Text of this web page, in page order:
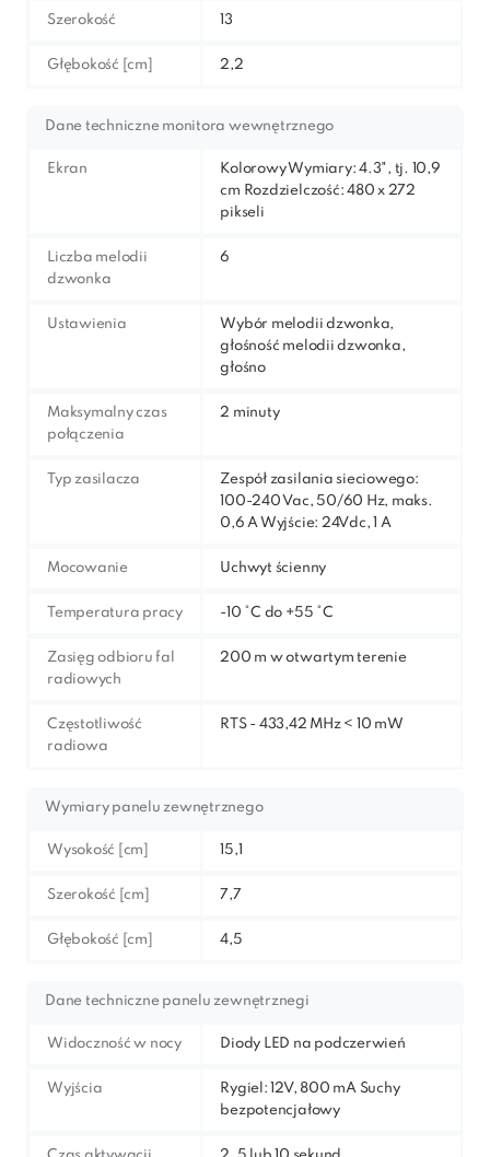
Szerokość 13
Głębokość [cm] 2,2
Dane techniczne monitora wewnętrznego
Ekran
Kolorowy Wymiary: 4.3", tj. 10,9
cm Rozdzielczość: 480 x 272
pikseli
Liczba melodii
dzwonka
6
Ustawienia
Wybór melodii dzwonka,
głośność melodii dzwonka,
głośno
Maksymalny czas
połączenia
2 minuty
Typ zasilacza
Zespół zasilania sieciowego:
100-240 Vac, 50/60 Hz, maks.
0,6 A Wyjście: 24Vdc, 1 A
Mocowanie Uchwyt ścienny
Temperatura pracy -10 °C do +55 °C
Zasięg odbioru fal
radiowych
200 m w otwartym terenie
Częstotliwość
radiowa
RTS - 433,42 MHz < 10 mW
Wymiary panelu zewnętrznego
Wysokość [cm] 15,1
Szerokość [cm] 7,7
Głębokość [cm] 4,5
Dane techniczne panelu zewnętrznegi
Widoczność w nocy Diody LED na podczerwień
Wyjścia
Rygiel: 12V, 800 mA Suchy
bezpotencjałowy